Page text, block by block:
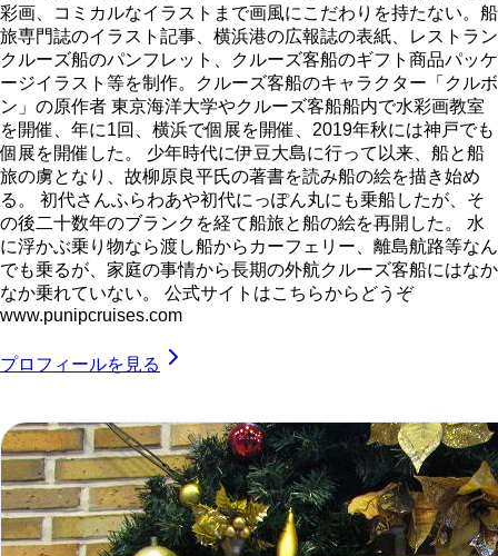
彩画、コミカルなイラストまで画風にこだわりを持たない。船
旅専門誌のイラスト記事、横浜港の広報誌の表紙、レストラン
クルーズ船のパンフレット、クルーズ客船のギフト商品パッケ
ージイラスト等を制作。クルーズ客船のキャラクター「クルボ
ン」の原作者 東京海洋大学やクルーズ客船船内で水彩画教室
を開催、年に1回、横浜で個展を開催、2019年秋には神戸でも
個展を開催した。 少年時代に伊豆大島に行って以来、船と船
旅の虜となり、故柳原良平氏の著書を読み船の絵を描き始め
る。 初代さんふらわあや初代にっぽん丸にも乗船したが、そ
の後二十数年のブランクを経て船旅と船の絵を再開した。 水
に浮かぶ乗り物なら渡し船からカーフェリー、離島航路等なん
でも乗るが、家庭の事情から長期の外航クルーズ客船にはなか
なか乗れていない。 公式サイトはこちらからどうぞ
www.punipcruises.com
プロフィールを見る